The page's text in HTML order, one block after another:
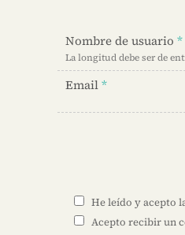
Nombre de usuario*
La longitud debe ser de
Email*
He leído y acepto
Acepto recibir un